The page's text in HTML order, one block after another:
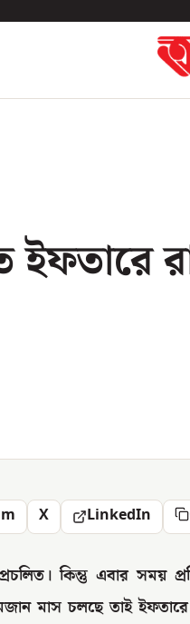
ইফতারে
X LinkedIn
কিন্তু এবার সময়
মাস চলছে তাই